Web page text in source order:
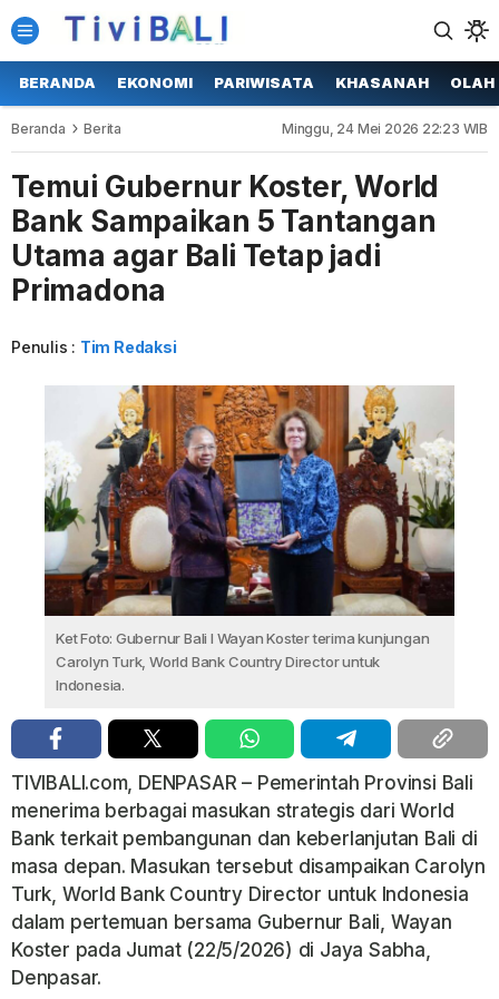
BERANDA EKONOMI PARIWISATA KHASANAH OLAH
Beranda Berita Minggu, 24 Mei 2026 22:23 WIB
Temui Gubernur Koster, World
Bank Sampaikan 5 Tantangan
Utama agar Bali Tetap jadi
Primadona
Penulis : Tim Redaksi
Ket Foto: Gubernur Bali I Wayan Koster terima kunjungan
Carolyn Turk, World Bank Country Director untuk
Indonesia.
TIVIBALI.com, DENPASAR – Pemerintah Provinsi Bali
menerima berbagai masukan strategis dari World
Bank terkait pembangunan dan keberlanjutan Bali di
masa depan. Masukan tersebut disampaikan Carolyn
Turk, World Bank Country Director untuk Indonesia
dalam pertemuan bersama Gubernur Bali, Wayan
Koster pada Jumat (22/5/2026) di Jaya Sabha,
Denpasar.